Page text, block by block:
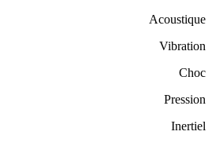
Acoustique
Vibration
Choc
Pression
Inertiel